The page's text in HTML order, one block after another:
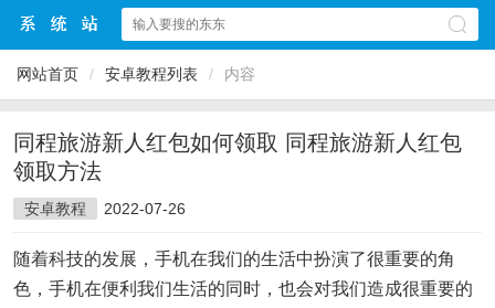
网站首页 / 安卓教程列表 / 内容
同程旅游新人红包如何领取 同程旅游新人红包
领取方法
安卓教程 2022-07-26
随着科技的发展，手机在我们的生活中扮演了很重要的角
色，手机在便利我们生活的同时，也会对我们造成很重要的